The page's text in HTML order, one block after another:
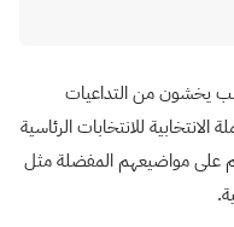
يخشون من التداعيات
للانتخابات الرئاسية
على مواضيعهم المفضلة مثل